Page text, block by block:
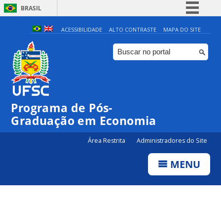
BRASIL
Simplifique!
Comunica BR
Participe
ACESSIBILIDADE ALTO CONTRASTE MAPA DO SITE
Programa de Pós-
Graduação em Economia
Área Restrita Administradores do Site
MENU